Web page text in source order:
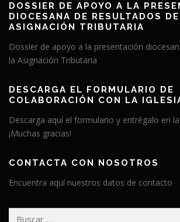
DOSSIER DE APOYO A LA
DIOCESANA DE RESULTADOS
ASIGNACIÓN TRIBUTARIA
Dossier de apoyo a la presentación
la Asignación Tributaria
DESCARGA EL FORMULARIO DE
COLABORACIÓN CON LA
Descarga aquí el formulario y entrégalo en
¡Muchas gracias!
CONTACTA CON NOSOTROS
Encuentra aquí nuestros datos de contacto